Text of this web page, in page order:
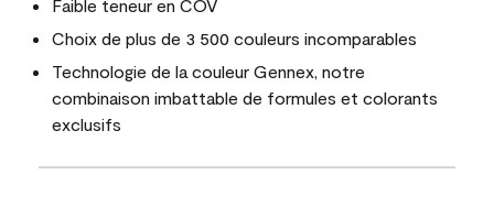
Faible teneur en COV
Choix de plus de 3 500 couleurs incomparables
Technologie de la couleur Gennex, notre
combinaison imbattable de formules et colorants
exclusifs